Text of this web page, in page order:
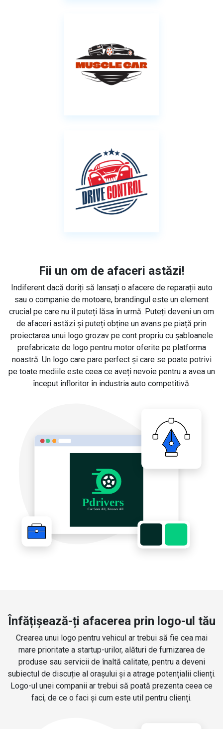
Fii un om de afaceri astăzi!
Indiferent dacă doriți să lansați o afacere de reparații auto
sau o companie de motoare, brandingul este un element
crucial pe care nu îl puteți lăsa în urmă. Puteți deveni un om
de afaceri astăzi și puteți obține un avans pe piață prin
proiectarea unui logo grozav pe cont propriu cu șabloanele
prefabricate de logo pentru motor oferite pe platforma
noastră. Un logo care pare perfect și care se poate potrivi
pe toate mediile este ceea ce aveți nevoie pentru a avea un
început înfloritor în industria auto competitivă.
Înfățișează-ți afacerea prin logo-ul tău
Crearea unui logo pentru vehicul ar trebui să fie cea mai
mare prioritate a startup-urilor, alături de furnizarea de
produse sau servicii de înaltă calitate, pentru a deveni
subiectul de discuție al orașului și a atrage potențialii clienți.
Logo-ul unei companii ar trebui să poată prezenta ceea ce
faci, de ce o faci și cum este util pentru clienți.